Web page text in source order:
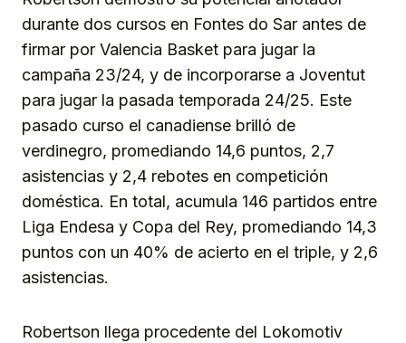
durante dos cursos en Fontes do Sar antes de
firmar por Valencia Basket para jugar la
campaña 23/24, y de incorporarse a Joventut
para jugar la pasada temporada 24/25. Este
pasado curso el canadiense brilló de
verdinegro, promediando 14,6 puntos, 2,7
asistencias y 2,4 rebotes en competición
doméstica. En total, acumula 146 partidos entre
Liga Endesa y Copa del Rey, promediando 14,3
puntos con un 40% de acierto en el triple, y 2,6
asistencias.
Robertson llega procedente del Lokomotiv